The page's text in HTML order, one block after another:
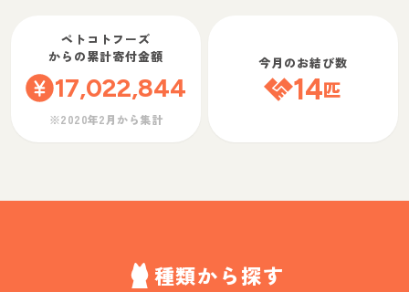
ペトコトフーズ
からの累計寄付金額
17,022,844
※2020年2月から集計
今月のお結び数
14匹
種類から探す